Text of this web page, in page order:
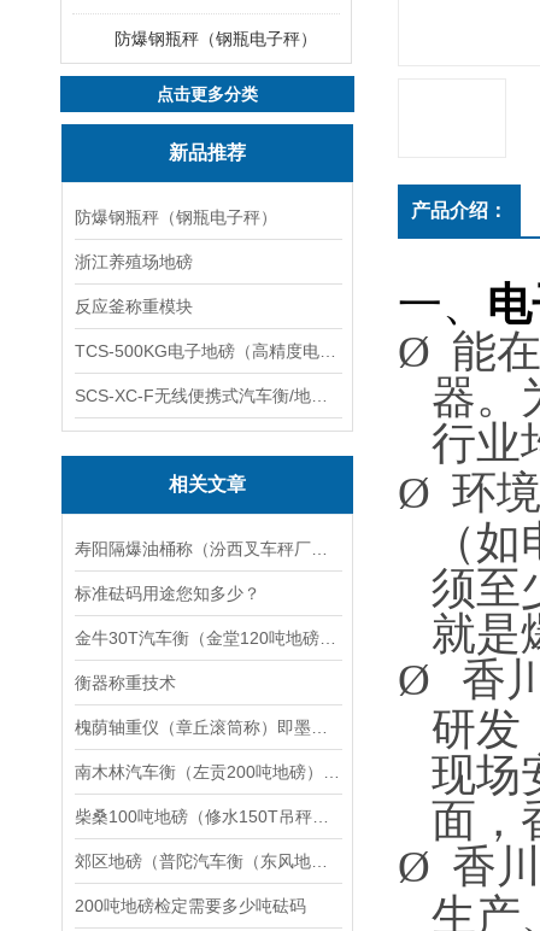
防爆钢瓶秤（钢瓶电子秤）
点击更多分类
新品推荐
防爆钢瓶秤（钢瓶电子秤）
浙江养殖场地磅
反应釜称重模块
相关文章
标准砝码用途您知多少？
衡器称重技术
200吨地磅检定需要多少吨砝码
产品介绍：
一、
Ø 能
器。
行业
Ø 环
（
须至
就是
Ø
香
研发
现场
面，
Ø 香
生产